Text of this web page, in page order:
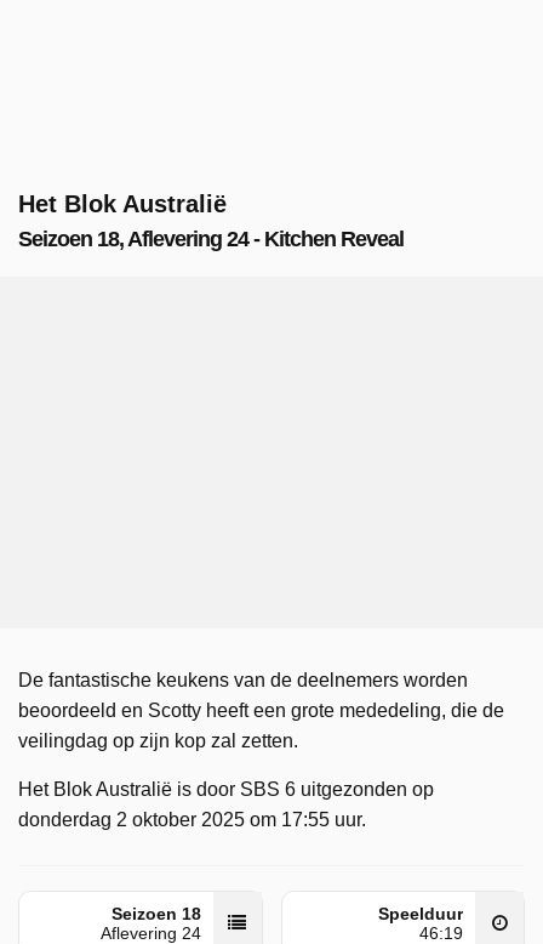
Het Blok Australië
Seizoen 18, Aflevering 24 - Kitchen Reveal
De fantastische keukens van de deelnemers worden
beoordeeld en Scotty heeft een grote mededeling, die de
veilingdag op zijn kop zal zetten.
Het Blok Australië is door SBS 6 uitgezonden op
donderdag 2 oktober 2025 om 17:55 uur.
Seizoen 18
Aflevering 24
Speelduur
46:19